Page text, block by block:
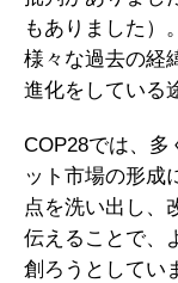
もありました）
様々な過去の経
進化をしている
COP28では、多
ット市場の形成
点を洗い出し、
伝えることで、
創ろうとしてい